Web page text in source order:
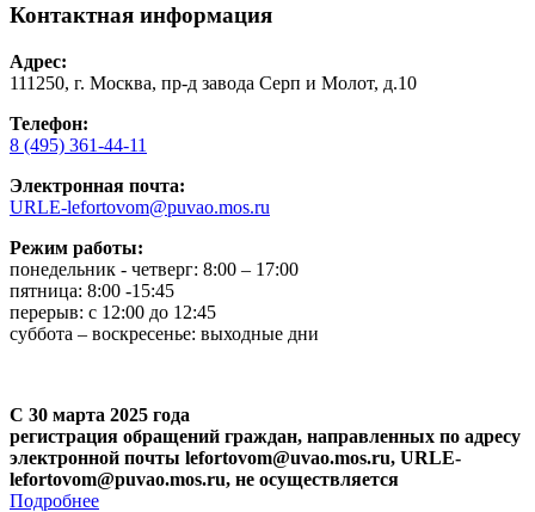
Контактная информация
Адрес:
111250, г. Москва, пр-д завода Серп и Молот, д.10
Телефон:
8 (495) 361-44-11
Электронная почта:
URLE-lefortovom@puvao.mos.ru
Режим работы:
понедельник - четверг: 8:00 – 17:00
пятница: 8:00 -15:45
перерыв: с 12:00 до 12:45
суббота – воскресенье: выходные дни
С 30 марта 2025 года
регистрация обращений граждан, направленных по адресу
электронной почты lefortovom@uvao.mos.ru, URLE-
lefortovom@puvao.mos.ru, не осуществляется
Подробнее